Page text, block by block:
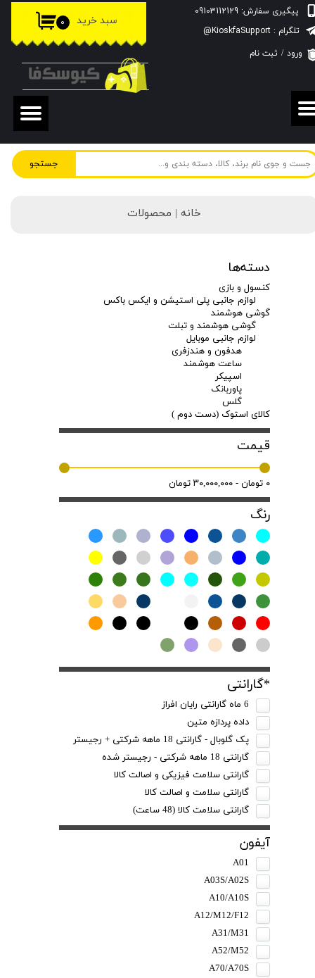
جستجو
پیگیری سفارش: 09103112129
۰ سبد خرید
ورود / ثبت نام
حساب کاربری من
تغییر گذر واژه
سفارشات
خروج از حساب کاربری
تلگرام : KioskfaSupport@
خانه | محصولات
دسته‌ها
کنسول و بازی
لوازم جانبی پلی استیشن و ایکس باکس
گوشی هوشمند
گوشی هوشمند و تبلت
لوازم جانبی موبایل
هدفون و هندزفری
ساعت هوشمند
اسپیکر
پاوربانک
گلس
کالای استوک (دست دوم )
قیمت
۰ تومان - ۳۰,۰۰۰,۰۰۰ تومان
رنگ
*گارانتی
6 ماه گارانتی رایان افراز
داده پردازه متین
پک گلوبال - گارانتی 18 ماهه شرکتی + رجیستر
گارانتی 18 ماهه شرکتی - رجیستر شده
گارانتی سلامت فیزیکی و اصالت کالا
گارانتی سلامت و اصالت کالا
گارانتی سلامت کالا (48 ساعت)
آیفون
A01
A03S/A02S
A10/A10S
A12/M12/F12
A31/M31
A52/M52
A70/A70S